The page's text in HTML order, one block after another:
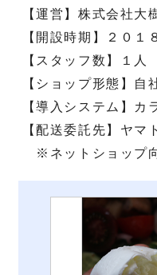
【運営】株式会社
【開設時期】２０１
【スタッフ数】１人
【ショップ形態】自
【導入システム】カ
【配送委託先】ヤマ
※ネットショップ